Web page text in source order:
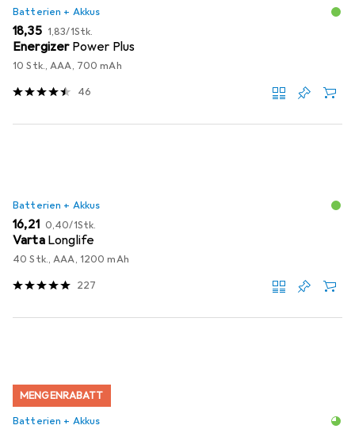
Batterien + Akkus
EUR
18,35 EUR
1,83/1Stk.
Energizer Power Plus
10 Stk., AAA, 700 mAh
46
Batterien + Akkus
EUR
16,21 EUR
0,40/1Stk.
Varta Longlife
40 Stk., AAA, 1200 mAh
227
MENGENRABATT
Batterien + Akkus